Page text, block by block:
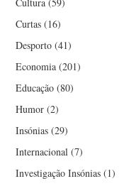
Curtas (16)
Desporto (41)
Economia (201)
Educação (80)
Humor (2)
Insónias (29)
Internacional (7)
Investigação Insónias (1)